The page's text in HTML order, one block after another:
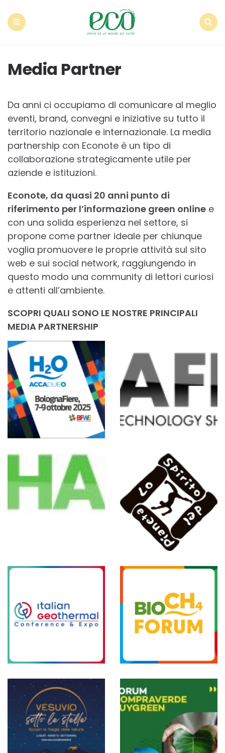
Media Partner
Da anni ci occupiamo di comunicare al meglio
eventi, brand, convegni e iniziative su tutto il
territorio nazionale e internazionale. La media
partnership con Econote è un tipo di
collaborazione strategicamente utile per
aziende e istituzioni.
Econote, da quasi 20 anni punto di
riferimento per l’informazione green online e
con una solida esperienza nel settore, si
propone come partner ideale per chiunque
voglia promuovere le proprie attività sul sito
web e sui social network, raggiungendo in
questo modo una community di lettori curiosi
e attenti all’ambiente.
SCOPRI QUALI SONO LE NOSTRE PRINCIPALI
MEDIA PARTNERSHIP